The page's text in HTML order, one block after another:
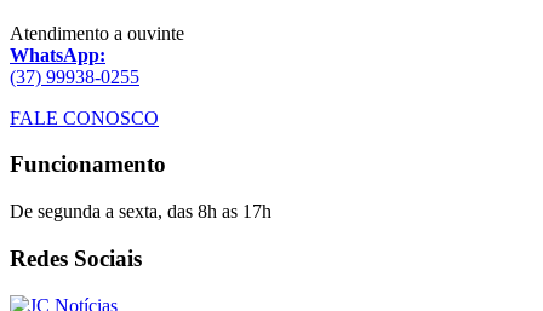
Atendimento a ouvinte
WhatsApp:
(37) 99938-0255
FALE CONOSCO
Funcionamento
De segunda a sexta, das 8h as 17h
Redes Sociais